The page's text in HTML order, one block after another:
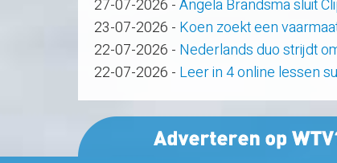
27-07-2026 -Angela Brandsma sluit
23-07-2026 - Koen zoekt een
22-07-2026 - Nederlands duo strijdt
22-07-2026 - Leer in 4 online lessen